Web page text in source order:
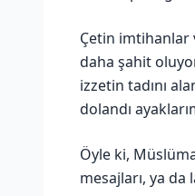
Çetin imtihanlar
daha şahit
izzetin tadını
dolandı
Öyle ki,
mesajları, ya